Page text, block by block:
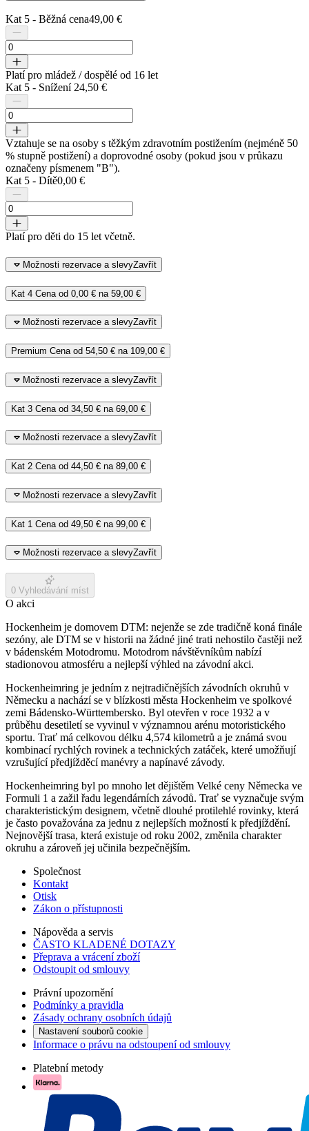
Kat 5 - Běžná cena49,00 €
Platí pro mládež / dospělé od 16 let
Kat 5 - Snížení 24,50 €
Vztahuje se na osoby s těžkým zdravotním postižením (nejméně 50
% stupně postižení) a doprovodné osoby (pokud jsou v průkazu
označeny písmenem "B").
Kat 5 - Dítě0,00 €
Platí pro děti do 15 let včetně.
Možnosti rezervace a slevyZavřít
Kat 4 Cena od 0,00 € na 59,00 €
Možnosti rezervace a slevyZavřít
Premium Cena od 54,50 € na 109,00 €
Možnosti rezervace a slevyZavřít
Kat 3 Cena od 34,50 € na 69,00 €
Možnosti rezervace a slevyZavřít
Kat 2 Cena od 44,50 € na 89,00 €
Možnosti rezervace a slevyZavřít
Kat 1 Cena od 49,50 € na 99,00 €
Možnosti rezervace a slevyZavřít
0 Vyhledávání míst
O akci
Hockenheim je domovem DTM: nejenže se zde tradičně koná finále
sezóny, ale DTM se v historii na žádné jiné trati nehostilo častěji než
v bádenském Motodromu. Motodrom návštěvníkům nabízí
stadionovou atmosféru a nejlepší výhled na závodní akci.
Hockenheimring je jedním z nejtradičnějších závodních okruhů v
Německu a nachází se v blízkosti města Hockenheim ve spolkové
zemi Bádensko-Württembersko. Byl otevřen v roce 1932 a v
průběhu desetiletí se vyvinul v významnou arénu motoristického
sportu. Trať má celkovou délku 4,574 kilometrů a je známá svou
kombinací rychlých rovinek a technických zatáček, které umožňují
vzrušující předjížděcí manévry a napínavé závody.
Hockenheimring byl po mnoho let dějištěm Velké ceny Německa ve
Formuli 1 a zažil řadu legendárních závodů. Trať se vyznačuje svým
charakteristickým designem, včetně dlouhé protilehlé rovinky, která
je často považována za jednu z nejlepších možností k předjíždění.
Nejnovější trasa, která existuje od roku 2002, změnila charakter
okruhu a zároveň jej učinila bezpečnějším.
Společnost
Kontakt
Otisk
Zákon o přístupnosti
Nápověda a servis
ČASTO KLADENÉ DOTAZY
Přeprava a vrácení zboží
Odstoupit od smlouvy
Právní upozornění
Podmínky a pravidla
Zásady ochrany osobních údajů
Nastavení souborů cookie
Informace o právu na odstoupení od smlouvy
Platební metody